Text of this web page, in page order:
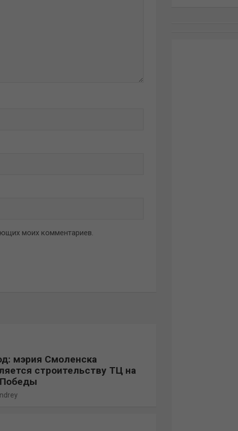
моих комментариев.
мэрия Смоленска
строительству ТЦ на